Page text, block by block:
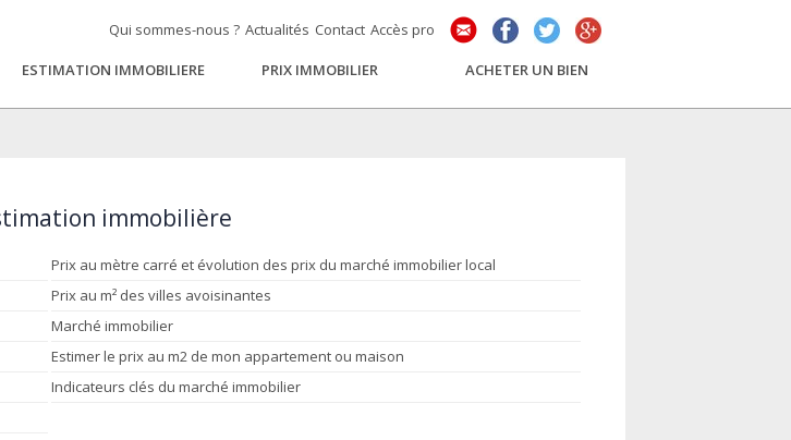
Qui sommes-nous ? Actualités Contact Accès pro
ESTIMATION IMMOBILIERE PRIX IMMOBILIER ACHETER UN BIEN
immobilière
Prix au mètre carré et évolution des prix du marché immobilier local
Prix au m² des villes avoisinantes
Marché immobilier
Estimer le prix au m2 de mon appartement ou maison
Indicateurs clés du marché immobilier